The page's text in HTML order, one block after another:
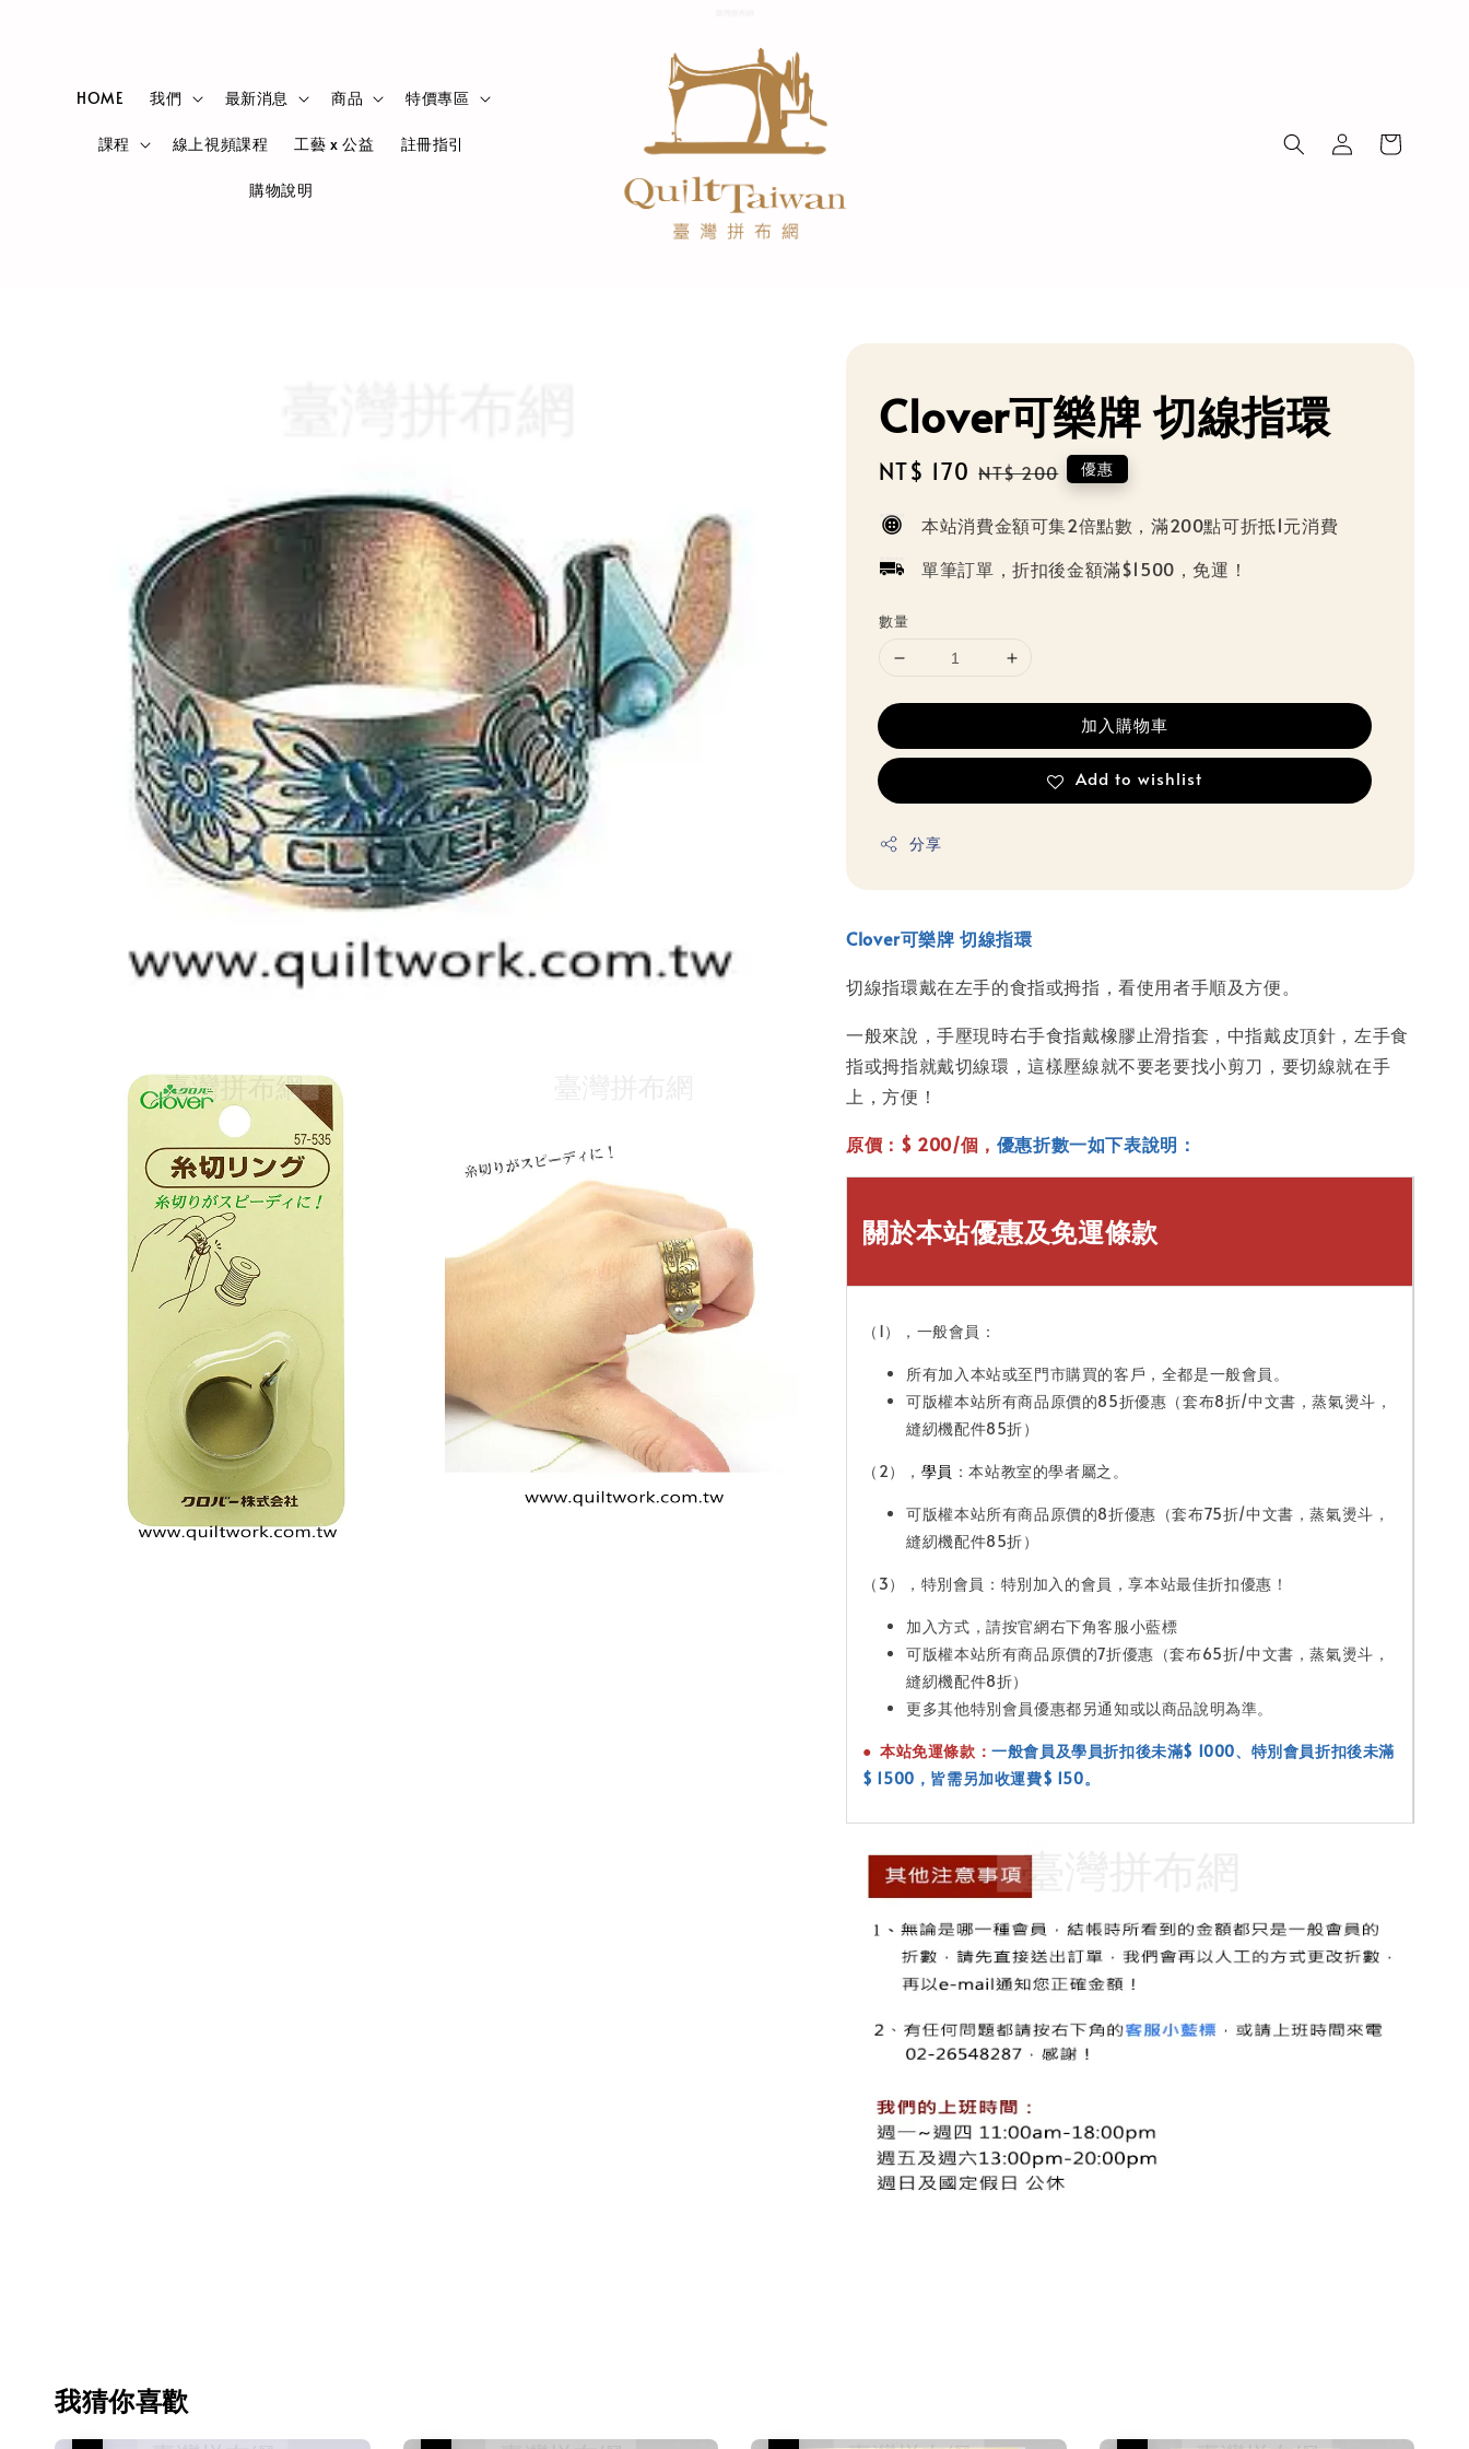
HOME 我們 最新消息 商品 特價專區
課程 線上視頻課程 工藝 x 公益 註冊指引
購物說明
Clover可樂牌 切線指環
Sale
NT$ 170 Regular
NT$ 200 優惠
本站消費金額可集2倍點數，滿200點可折抵1元消費
單筆訂單，折扣後金額滿$1500，免運！
數量
加入購物車
Add to wishlist
分享
Clover可樂牌 切線指環
切線指環戴在左手的食指或拇指，看使用者手順及方便。
一般來說，手壓現時右手食指戴橡膠止滑指套，中指戴皮頂針，左手食
指或拇指就戴切線環，這樣壓線就不要老要找小剪刀，要切線就在手
上，方便！
原價：$ 200/個， 優惠折數一如下表說明：
關於本站優惠及免運條款
（1），一般會員：
所有加入本站或至門市購買的客戶，全都是一般會員。
可版權本站所有商品原價的85折優惠（套布8折/中文書，蒸氣燙斗，
縫紉機配件85折）
（2）， 學員 ：本站教室的學者屬之。
可版權本站所有商品原價的8折優惠（套布75折/中文書，蒸氣燙斗，
縫紉機配件85折）
（3），特別會員：特別加入的會員，享本站最佳折扣優惠！
加入方式，請按官網右下角客服小藍標
可版權本站所有商品原價的7折優惠（套布65折/中文書，蒸氣燙斗，
縫紉機配件8折）
更多其他特別會員優惠都另通知或以商品說明為準。
● 本站免運條款：一般會員及學員折扣後未滿$ 1000、特別會員折扣後未滿
$ 1500 ，皆需另加收運費$ 150。
我猜你喜歡